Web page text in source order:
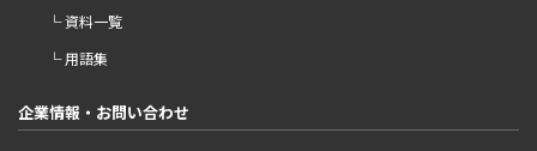
└ 資料一覧
└ 用語集
企業情報・お問い合わせ